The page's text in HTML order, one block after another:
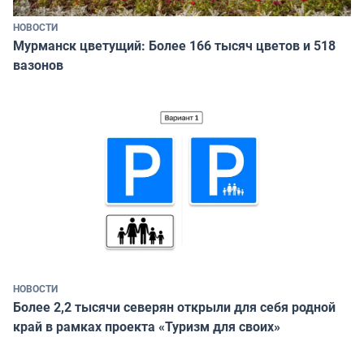
НОВОСТИ
Мурманск цветущий: Более 166 тысяч цветов и 518
вазонов
НОВОСТИ
Более 2,2 тысячи северян открыли для себя родной
край в рамках проекта «Туризм для своих»